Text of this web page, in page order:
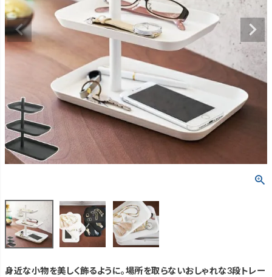
身近な小物を美しく飾るように。場所を取らないおしゃれな3段トレー